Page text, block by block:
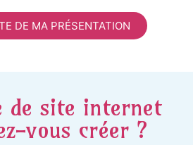
DE MA PRÉSENTATION
de site internet
vous créer ?